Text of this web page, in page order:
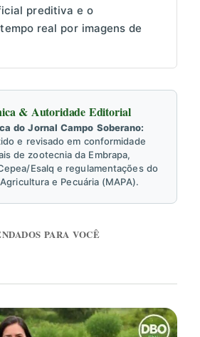
preditiva e o
real por imagens de
& Autoridade Editorial
do Jornal Campo Soberano:
e revisado em conformidade
de zootecnia da Embrapa,
Esalq e regulamentações do
e Pecuária (MAPA).
PARA VOCÊ